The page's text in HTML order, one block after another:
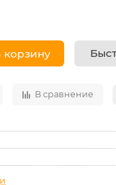
корзину
В сравнение